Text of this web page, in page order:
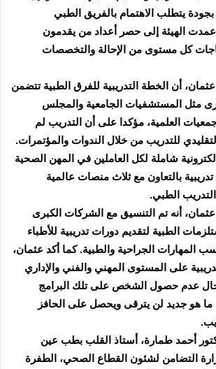
يتطلب الاهتمام بالفريق الطبي
عمدت الهيئة إلى حصر أعداد من يقدمون
كل مستوى من الإحالة والتخصصات
أن الخطة التدريبية للفرق الطبية تتضمن
مثل المستشفيات الجامعية والمجلس
العلمية، مؤكدا على أن التدريب لم
للتدريب من خلال الندوات والمؤتمرات.
شاملة لكل العاملين في المهن الصحية
بالتعاون مع ثلاث منصات عالمية
الطبي.
أنه تم التنسيق مع الشركات الكبرى
الطبية لتقديم دورات تدريبية للأطباء
المهارات الجراحية والطبية. كما أكد عثمان،
على المستوى المهني والفني والإداري
حال عدم حصول الشخص على تلك البرامج
ما هو جديد لن يترقى ويحصل على الحافز
أحمد طمارة، أستاذ القلب بطب عين
التضامن لشئون القطاع الصحي، الطفرة